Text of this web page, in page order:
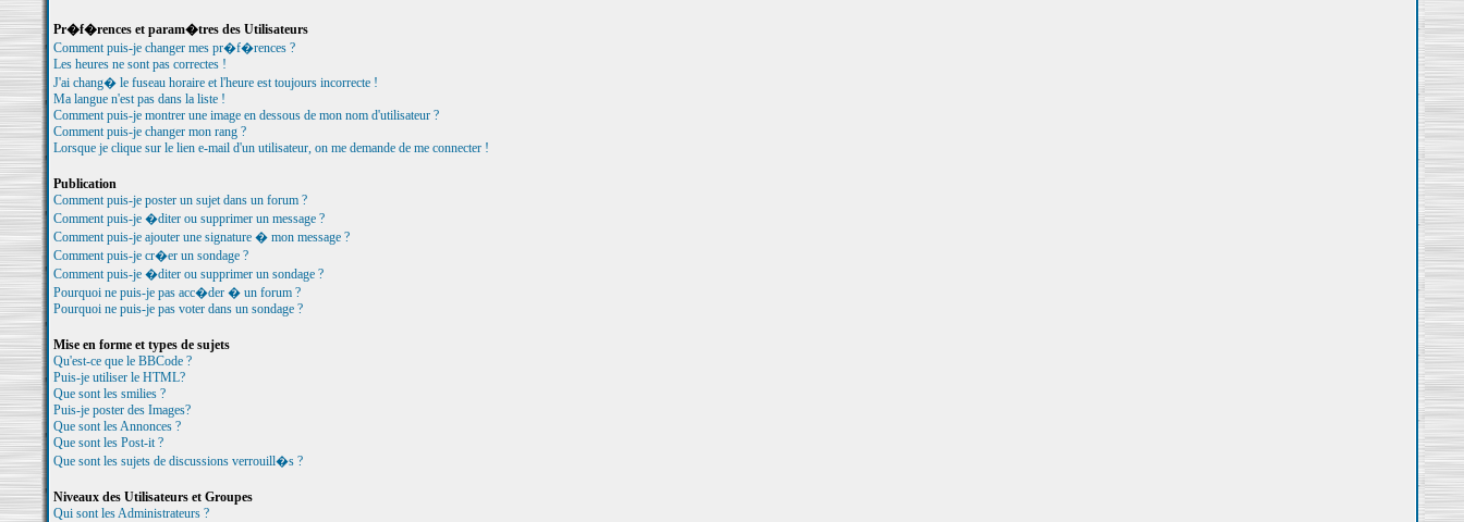
Pr�f�rences et param�tres des Utilisateurs
Comment puis-je changer mes pr�f�rences ?
Les heures ne sont pas correctes !
J'ai chang� le fuseau horaire et l'heure est toujours incorrecte !
Ma langue n'est pas dans la liste !
Comment puis-je montrer une image en dessous de mon nom d'utilisateur ?
Comment puis-je changer mon rang ?
Lorsque je clique sur le lien e-mail d'un utilisateur, on me demande de me connecter !
Publication
Comment puis-je poster un sujet dans un forum ?
Comment puis-je �diter ou supprimer un message ?
Comment puis-je ajouter une signature � mon message ?
Comment puis-je cr�er un sondage ?
Comment puis-je �diter ou supprimer un sondage ?
Pourquoi ne puis-je pas acc�der � un forum ?
Pourquoi ne puis-je pas voter dans un sondage ?
Mise en forme et types de sujets
Qu'est-ce que le BBCode ?
Puis-je utiliser le HTML?
Que sont les smilies ?
Puis-je poster des Images?
Que sont les Annonces ?
Que sont les Post-it ?
Que sont les sujets de discussions verrouill�s ?
Niveaux des Utilisateurs et Groupes
Qui sont les Administrateurs ?